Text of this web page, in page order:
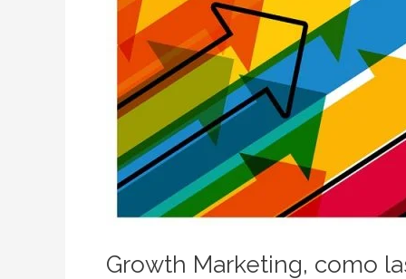
Growth Marketing, como
tecnologías
de
información
aportan
soluciones
para
superar
la
crisis
generar